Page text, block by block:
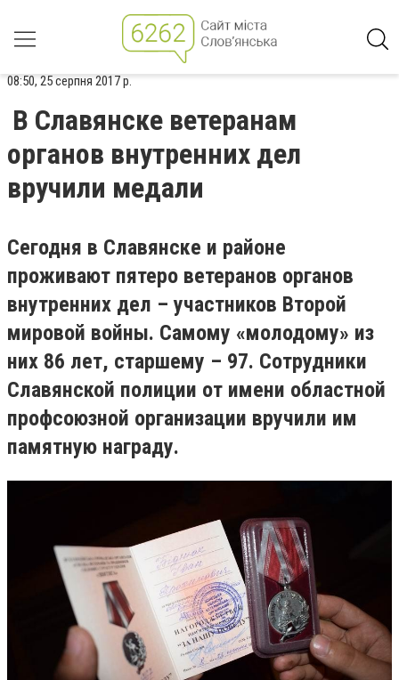
08:50, 25 серпня 2017 р.
В Славянске ветеранам
органов внутренних дел
вручили медали
Сегодня в Славянске и районе
проживают пятеро ветеранов органов
внутренних дел – участников Второй
мировой войны. Самому «молодому» из
них 86 лет, старшему – 97. Сотрудники
Славянской полиции от имени областной
профсоюзной организации вручили им
памятную награду.